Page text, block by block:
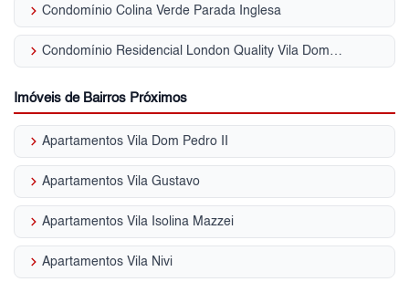
keyboard_arrow_right Condomínio Colina Verde Parada Inglesa
keyboard_arrow_right Condomínio Residencial London Quality Vila Dom Pedro II
Imóveis de Bairros Próximos
keyboard_arrow_right Apartamentos Vila Dom Pedro II
keyboard_arrow_right Apartamentos Vila Gustavo
keyboard_arrow_right Apartamentos Vila Isolina Mazzei
keyboard_arrow_right Apartamentos Vila Nivi